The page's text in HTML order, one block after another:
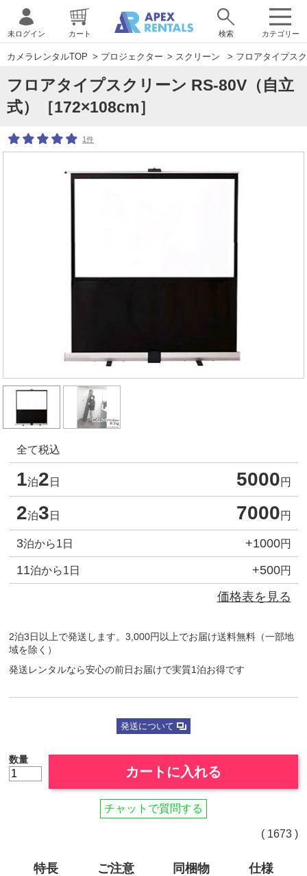
カテゴリー
未ログイン カート 検索
カメラレンタルTOP > プロジェクター > スクリーン > フロアタイプス
フロアタイプスクリーン RS-80V（自立
式）［172×108cm］
1件
全て税込
1泊2 日 5000円
2泊3 日 7000円
3泊から1日 +1000円
11泊から1日 +500円
価格表を見る
2泊3日以上で発送します。3,000円以上でお届け送料無料（一部地
域を除く）
発送レンタルなら安心の前日お届けで実質1泊お得です
発送について
数量
カートに入れる
チャットで質問する
( 1673 )
特長 ご注意 同梱物 仕様